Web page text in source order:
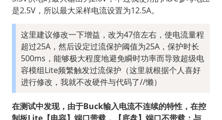
是2.5V，所以最大采样电流设置为12.5A。
这里建议修改一下增益，改为47倍左右，使电流量程
超过25A，然后设定过流保护阈值为25A，保护时长
500ms，能够极大程度地避免瞬时功率而导致超级电
容模组Lite频繁触发过流保护（这里就根据个人喜好
进行修改，我就不改硬件与代码了//懒）
在测试中发现，由于Buck输入电流不连续的特性，在控